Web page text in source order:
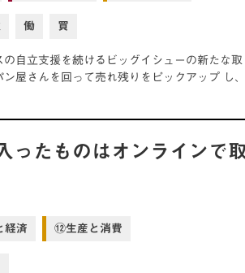
働 買
の自立支援を続けるビッグイシューの新たな
ン屋さんを回って売れ残りをピックアップ し
ったものはオンラインで
経済 ⑫生産と消費